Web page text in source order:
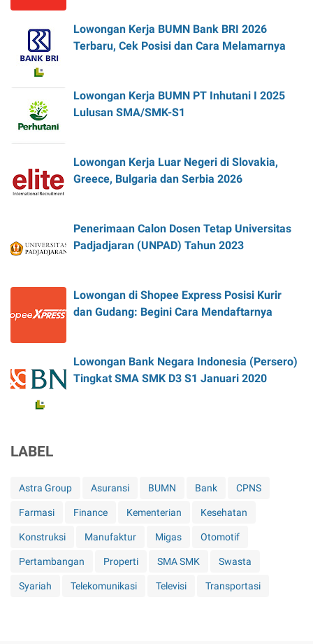
Lowongan Kerja BUMN Bank BRI 2026
Terbaru, Cek Posisi dan Cara Melamarnya
Lowongan Kerja BUMN PT Inhutani I 2025
Lulusan SMA/SMK-S1
Lowongan Kerja Luar Negeri di Slovakia,
Greece, Bulgaria dan Serbia 2026
Penerimaan Calon Dosen Tetap Universitas
Padjadjaran (UNPAD) Tahun 2023
Lowongan di Shopee Express Posisi Kurir
dan Gudang: Begini Cara Mendaftarnya
Lowongan Bank Negara Indonesia (Persero)
Tingkat SMA SMK D3 S1 Januari 2020
LABEL
Astra Group Asuransi BUMN Bank CPNS
Farmasi Finance Kementerian Kesehatan
Konstruksi Manufaktur Migas Otomotif
Pertambangan Properti SMA SMK Swasta
Syariah Telekomunikasi Televisi Transportasi